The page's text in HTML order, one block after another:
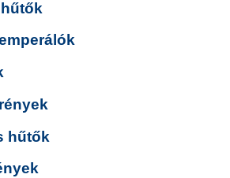
hűtők